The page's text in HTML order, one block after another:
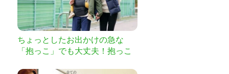
ちょっとしたお出かけの急な
「抱っこ」でも大丈夫！抱っこ